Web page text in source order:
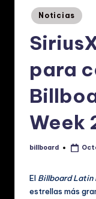
Posted
in
Noticias
para
Week
Posted
billboard
El Billboard Latin
estrellas más